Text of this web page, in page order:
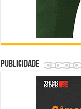
Publicidade